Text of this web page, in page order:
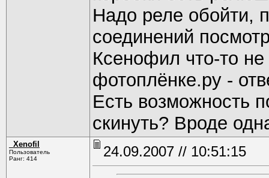
Надо реле обойти,
соединений
Ксенофил что-то
фотоплёнке.ру -
Есть возможность
скинуть? Вроде
_Xenofil
Пользователь
Ранг: 414
24.09.2007 // 10:51:15